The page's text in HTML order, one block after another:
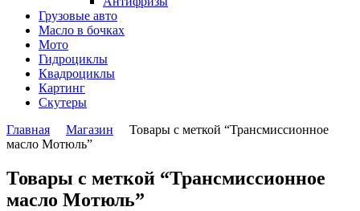
Грузовые авто
Масло в бочках
Мото
Гидроциклы
Квадроциклы
Картинг
Скутеры
Главная
Магазин
Товары с меткой “Трансмиссионное
масло Мотюль”
Товары с меткой “Трансмиссионное
масло Мотюль”